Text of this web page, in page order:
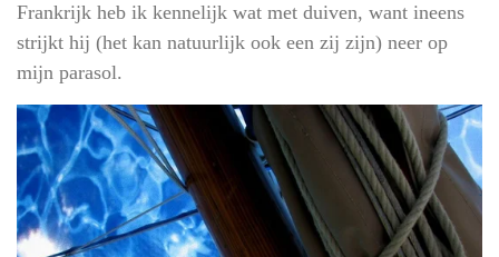
Frankrijk heb ik kennelijk wat met duiven, want ineens
strijkt hij (het kan natuurlijk ook een zij zijn) neer op
mijn parasol.